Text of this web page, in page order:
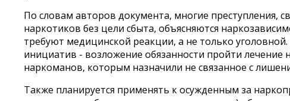
По словам авторов документа, многие преступления,
наркотиков без цели сбыта, объясняются
требуют медицинской реакции, а не только
инициатив - возложение обязанности пройти лечение
наркоманов, которым назначили не связанное с
Также планируется применять к осужденным за